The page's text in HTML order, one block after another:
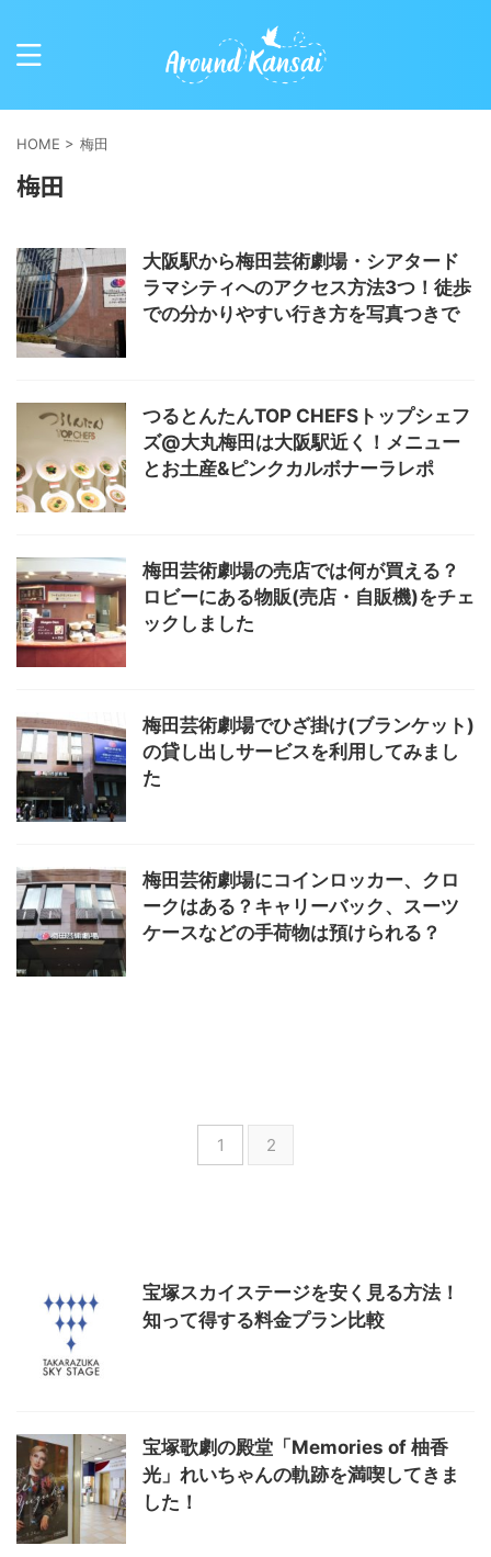
HOME > 梅田
梅田
大阪駅から梅田芸術劇場・シアタード
ラマシティへのアクセス方法3つ！徒歩
での分かりやすい行き方を写真つきで
つるとんたんTOP CHEFSトップシェフ
ズ@大丸梅田は大阪駅近く！メニュー
とお土産&ピンクカルボナーラレポ
梅田芸術劇場の売店では何が買える？
ロビーにある物販(売店・自販機)をチェ
ックしました
梅田芸術劇場でひざ掛け(ブランケット)
の貸し出しサービスを利用してみまし
た
梅田芸術劇場にコインロッカー、クロ
ークはある？キャリーバック、スーツ
ケースなどの手荷物は預けられる？
1 2
宝塚スカイステージを安く見る方法！
知って得する料金プラン比較
宝塚歌劇の殿堂「Memories of 柚香
光」れいちゃんの軌跡を満喫してきま
した！